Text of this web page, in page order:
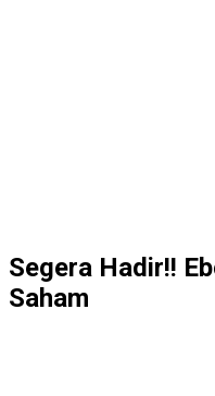
Segera Hadir!!
Saham